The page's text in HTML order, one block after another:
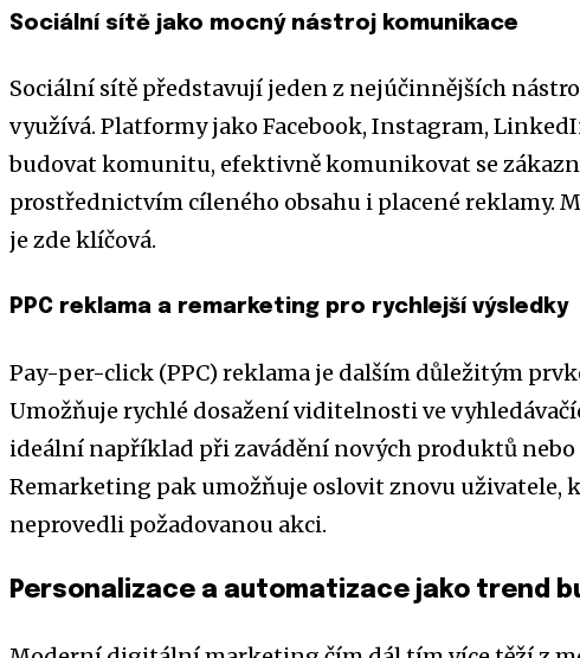
Sociální sítě jako mocný nástroj komunikace
Sociální sítě představují jeden z nejúčinnějších
využívá. Platformy jako Facebook, Instagram,
budovat komunitu, efektivně komunikovat se
prostřednictvím cíleného obsahu i placené reklamy.
je zde klíčová.
PPC reklama a remarketing pro rychlejší výsledky
Pay-per-click (PPC) reklama je dalším důležitým
Umožňuje rychlé dosažení viditelnosti ve
ideální například při zavádění nových produktů nebo
Remarketing pak umožňuje oslovit znovu uživatele,
neprovedli požadovanou akci.
Personalizace a automatizace jako trend